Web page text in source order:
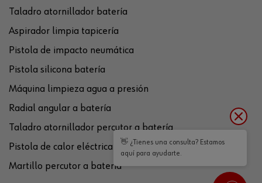
Taladro atornillador batería
Aspirador limpia tapicería
Pistola de impacto neumática
Pistola silicona batería
Máquina limpieza agua a presión
Radial angular a batería
Taladro atornillador percutor a batería
Pistola de calor eléctrica
Martillo percutor a batería
👋 ¿Tienes una consulta? Estamos
aquí para ayudarte.